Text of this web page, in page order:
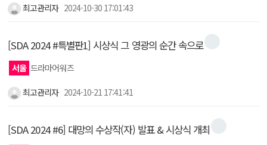
최고관리자 2024-10-30 17:01:43
[SDA 2024 #특별판1] 시상식 그 영광의 순간 속으로
서울 드라마어워즈
최고관리자 2024-10-21 17:41:41
[SDA 2024 #6] 대망의 수상작(자) 발표 & 시상식 개최